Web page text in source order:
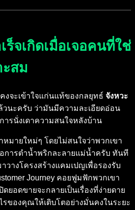
ร็จเกิดเมื่อเจอคนที่ใช่
ะสม
จะเข้าใจแก่นแท้ของกลยุทธ์ จังหวะ
วนะครับ ว่ามันมีความละเอียดอ่อน
ารนั่งเดาความสนใจหลังบ้าน
มายใหม่ๆ โดยไม่สนใจว่าพวกเขา
การตำน้ำพริกละลายแม่น้ำครับ ทันที
างโครงสร้างแคมเปญเพื่อรองรับ
Journey คอยฟูมฟักพวกเขา
ยอดขายจะกลายเป็นเรื่องที่ง่ายดาย
ของคุณให้เติบโตอย่างมั่นคงในระยะ